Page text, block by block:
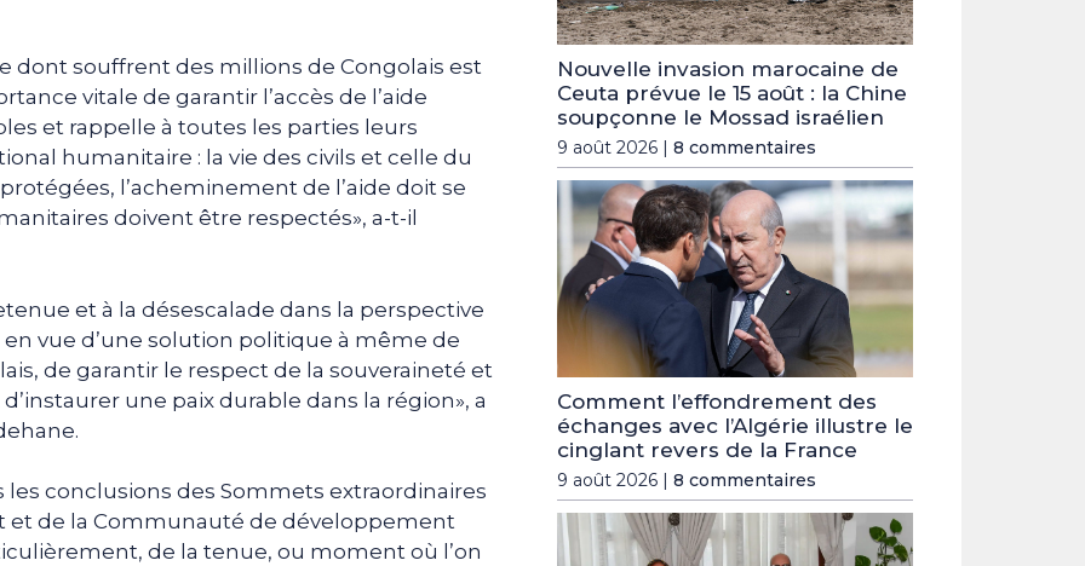
dont souffrent des millions de Congolais est
vitale de garantir l’accès de l’aide
et rappelle à toutes les parties leurs
humanitaire : la vie des civils et celle du
l’acheminement de l’aide doit se
doivent être respectés», a-t-il
et à la désescalade dans la perspective
vue d’une solution politique à même de
de garantir le respect de la souveraineté et
une paix durable dans la région», a
les conclusions des Sommets extraordinaires
et de la Communauté de développement
de la tenue, ou moment où l’on
Nouvelle invasion marocaine de
Ceuta prévue le 15 août : la Chine
soupçonne le Mossad israélien
9 août 2026 | 8 commentaires
Comment l’effondrement des
échanges avec l’Algérie illustre le
cinglant revers de la France
9 août 2026 | 8 commentaires